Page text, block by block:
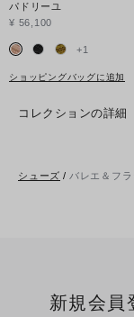
パドリーユ
¥ 56,100
+1
ショッピングバッグに追加
コレクションの詳細
シューズ / バレエ＆フ
新規会員